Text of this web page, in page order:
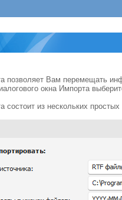
позволяет Вам перемещать
окна Импорта
состоит из нескольких простых